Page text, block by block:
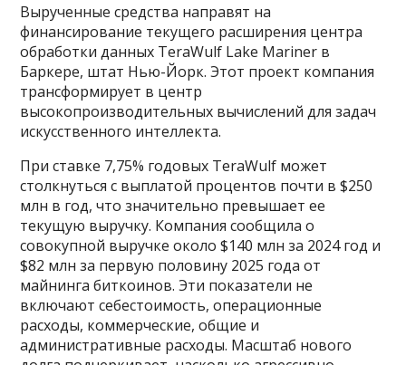
Вырученные средства направят на
финансирование текущего расширения центра
обработки данных TeraWulf Lake Mariner в
Баркере, штат Нью-Йорк. Этот проект компания
трансформирует в центр
высокопроизводительных вычислений для задач
искусственного интеллекта.
При ставке 7,75% годовых TeraWulf может
столкнуться с выплатой процентов почти в $250
млн в год, что значительно превышает ее
текущую выручку. Компания сообщила о
совокупной выручке около $140 млн за 2024 год и
$82 млн за первую половину 2025 года от
майнинга биткоинов. Эти показатели не
включают себестоимость, операционные
расходы, коммерческие, общие и
административные расходы. Масштаб нового